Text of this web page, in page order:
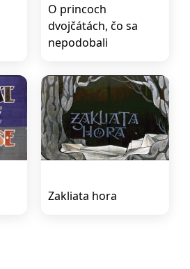
O princoch
dvojčátách, čo sa
nepodobali
Zakliata hora